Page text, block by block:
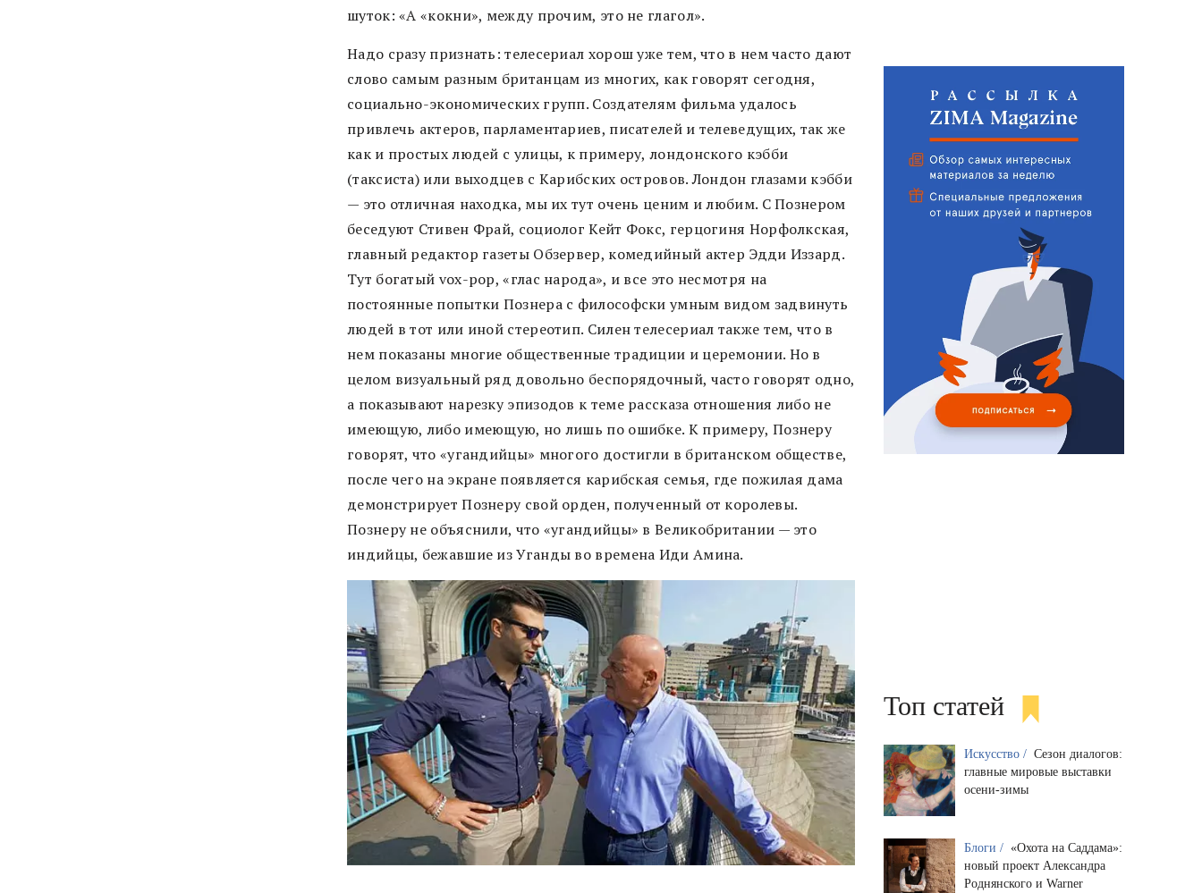
шуток: «А «кокни», между прочим, это не глагол».
Надо сразу признать: телесериал хорош уже тем, что в нем часто дают
cлово самым разным британцам из многих, как говорят сегодня,
социально-экономических групп. Создателям фильма удалось
привлечь актеров, парламентариев, писателей и телеведущих, так же
как и простых людей с улицы, к примеру, лондонского кэбби
(таксиста) или выходцев с Карибских островов. Лондон глазами кэбби
— это отличная находка, мы их тут очень ценим и любим. С Познером
беседуют Стивен Фрай, социолог Кейт Фокс, герцогиня Норфолкская,
главный редактор газеты Обзервер, комедийный актер Эдди Иззард.
Тут богатый vox-pop, «глас народа», и все это несмотря на
постоянные попытки Познера с философски умным видом задвинуть
людей в тот или иной стереотип. Силен телесериал также тем, что в
нем показаны многие общественные традиции и церемонии. Но в
целом визуальный ряд довольно беспорядочный, часто говорят одно,
а показывают нарезку эпизодов к теме рассказа отношения либо не
имеющую, либо имеющую, но лишь по ошибке. К примеру, Познеру
говорят, что «угандийцы» многого достигли в британском обществе,
после чего на экране появляется карибская семья, где пожилая дама
демонстрирует Познеру свой орден, полученный от королевы.
Познеру не объяснили, что «угандийцы» в Великобритании — это
индийцы, бежавшие из Уганды во времена Иди Амина.
Топ статей
Искусство / Сезон диалогов:
главные мировые выставки
осени-зимы
Блоги / «Охота на Саддама»:
новый проект Александра
Роднянского и Warner